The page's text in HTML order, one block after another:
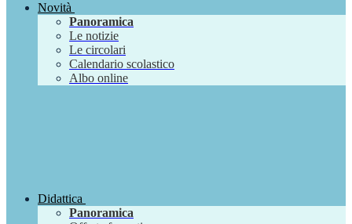
Novità
Panoramica
Le notizie
Le circolari
Calendario scolastico
Albo online
Didattica
Panoramica